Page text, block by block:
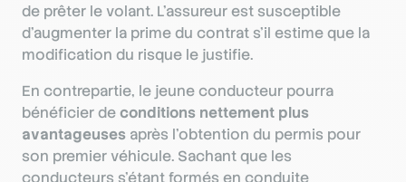
de prêter le volant. L'assureur est susceptible
d'augmenter la prime du contrat s'il estime que la
modification du risque le justifie.
En contrepartie, le jeune conducteur pourra
bénéficier deconditions nettement plus
avantageuses après l'obtention du permis pour
son premier véhicule. Sachant que les
conducteurs s'étant formés en conduite